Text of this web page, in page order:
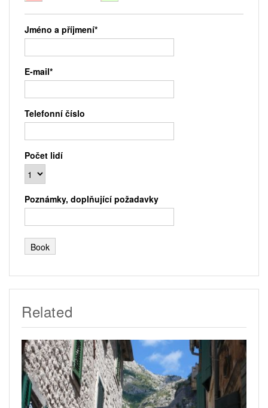
Jméno a příjmení*
E-mail*
Telefonní číslo
Počet lidí
Poznámky, doplňující požadavky
Related